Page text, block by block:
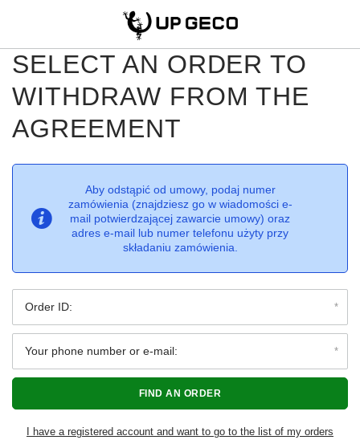
SELECT AN ORDER TO
WITHDRAW FROM THE
AGREEMENT
Aby odstąpić od umowy, podaj numer
zamówienia (znajdziesz go w wiadomości e-
mail potwierdzającej zawarcie umowy) oraz
adres e-mail lub numer telefonu użyty przy
składaniu zamówienia.
Order ID:
Your phone number or e-mail:
FIND AN ORDER
I have a registered account and want to go to the list of my orders